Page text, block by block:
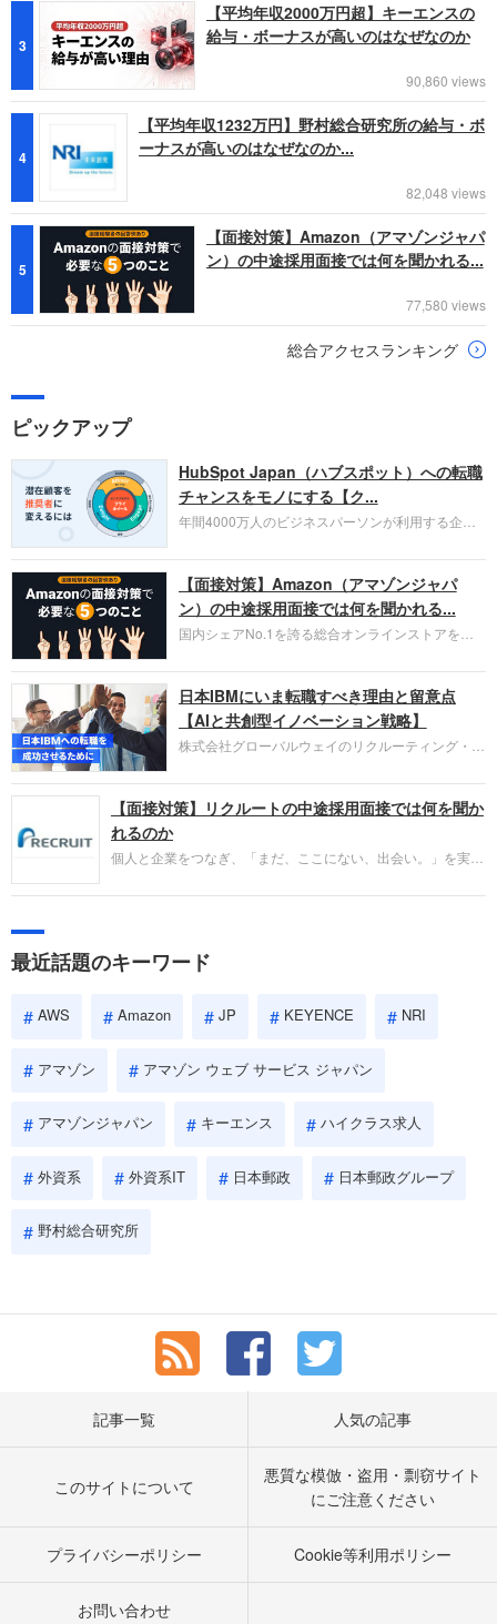
3
【平均年収2000万円超】キーエンスの
給与・ボーナスが高いのはなぜなのか
90,860 views
4
【平均年収1232万円】野村総合研究所の給与・ボ
ーナスが高いのはなぜなのか...
82,048 views
5
【面接対策】Amazon（アマゾンジャパ
ン）の中途採用面接では何を聞かれる...
77,580 views
総合アクセスランキング
ピックアップ
HubSpot Japan（ハブスポット）への転職
チャンスをモノにする【ク...
年間4000万人のビジネスパーソンが利用する企業
お勧めするイチオシ企業をご紹介します。今回はク
ラウド型CRMプラットフォームを提供する
HubSpot Japan（ハブスポット・ジャパン）株式会
社です。採用面接対策の企業研究にご活用くださ
い。
【面接対策】Amazon（アマゾンジャパ
ン）の中途採用面接では何を聞かれる...
国内シェアNo.1を誇る総合オンラインストアを運
圧倒的な存在感を持つAmazon。中途採用面接では
過去の具体的な業務成果やリーダーシップの発揮、
失敗からの学びが重視され、人間性やカルチャーフ
ィットも評価対象となり、長期的に成長できる仲間
であるかを多角的に審査されます。
日本IBMにいま転職すべき理由と留意点
【AIと共創型イノベーション戦略】
株式会社グローバルウェイのリクルーティング・パ
パーソンが利用する企業口コミサイト「キャリコ
ネ」の転職エージェントがお勧めするイチオシ企業
IBMです。採用面接対策の企業研究にご活用くださ
い。
【面接対策】リクルートの中途採用面接では何を聞か
れるのか
個人と企業をつなぎ、「まだ、ここにない、出会い。」を実現
やこれまでの成果を具体的に問われるほか、「人間性」も評価
しょう。
最近話題のキーワード
AWS Amazon JP KEYENCE NRI
アマゾン アマゾン ウェブ サービス ジャパン
アマゾンジャパン キーエンス ハイクラス求人
外資系 外資系IT 日本郵政 日本郵政グループ
野村総合研究所
記事一覧 人気の記事
このサイトについて
悪質な模倣・盗用・剽窃サイト
にご注意ください
プライバシーポリシー Cookie等利用ポリシー
お問い合わせ